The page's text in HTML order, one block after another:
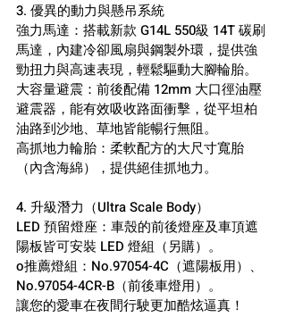
3. 優異的動力與懸吊系統
強力馬達：搭載新款 G14L 550級 14T 碳刷
馬達，內建冷卻風扇與鋼製外環，提供強
勁扭力與高速表現，輕鬆驅動大腳輪胎。
大容量避震：前後配備 12mm 大口徑油壓
避震器，能有效吸收路面衝擊，從平坦柏
油路到沙地、草地皆能暢行無阻。
高抓地力輪胎：柔軟配方的大尺寸寬胎
（內含海綿），提供絕佳抓地力。
4. 升級潛力（Ultra Scale Body）
LED 預留燈座：車殼的前後燈座及車頂遮
陽板皆可安裝 LED 燈組（另購）。
o推薦燈組：No.97054-4C（遮陽板用）、
No.97054-4CR-B（前後車燈用）。
讓您的愛車在夜間行駛更加酷炫逼真！